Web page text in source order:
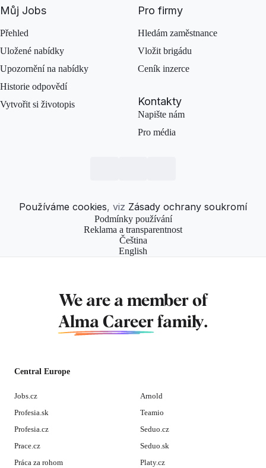
Můj Jobs
Přehled
Uložené nabídky
Upozornění na nabídky
Historie odpovědí
Vytvořit si životopis
Pro firmy
Hledám zaměstnance
Vložit brigádu
Ceník inzerce
Kontakty
Napište nám
Pro média
Používáme cookies, viz Zásady ochrany soukromí
Podmínky používání
Reklama a transparentnost
Čeština
English
We are a member of
Alma Career family.
Central Europe
Jobs.cz
Profesia.sk
Profesia.cz
Prace.cz
Práca za rohom
Arnold
Teamio
Seduo.cz
Seduo.sk
Platy.cz